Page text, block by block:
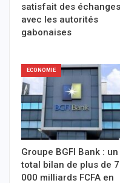
satisfait des échanges
avec les autorités
gabonaises
ECONOMIE
Groupe BGFI Bank : un
total bilan de plus de 7
000 milliards FCFA en